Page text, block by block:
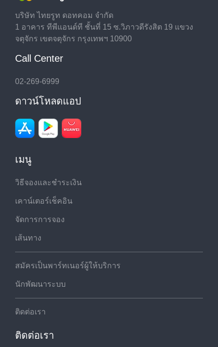
บริษัท ไทยรูท ดอทคอม จำกัด
1 อาคาร ทีพีแอนด์ที ชั้นที่ 15 ซ.วิภาวดีรังสิต 19 แขวง
จตุจักร เขตจตุจักร กรุงเทพฯ 10900
Call Center
02-269-6999
ดาวน์โหลดแอป
เมนู
วิธีจองและชำระเงิน
เคาน์เตอร์เช็คอิน
จัดการการจอง
เส้นทาง
สมัครเป็นพาร์ทเนอร์ผู้ให้บริการ
นักพัฒนาระบบ
ติดต่อเรา
ติดต่อเรา